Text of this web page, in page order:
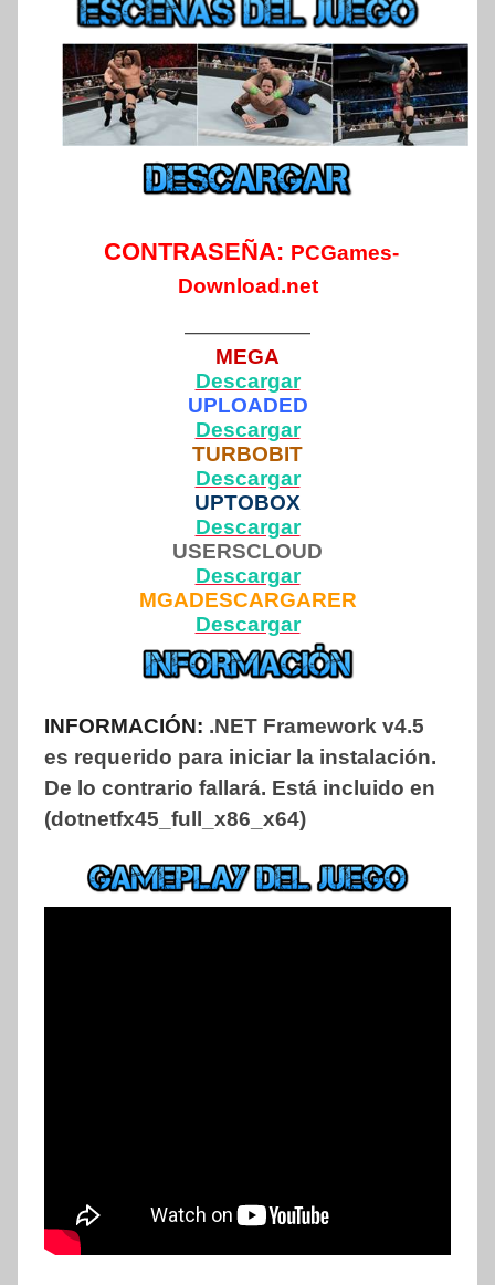
CONTRASEÑA: PCGames-
Download.net
——————
MEGA
Descargar
UPLOADED
Descargar
TURBOBIT
Descargar
UPTOBOX
Descargar
USERSCLOUD
Descargar
MGADESCARGARER
Descargar
INFORMACIÓN: .NET Framework v4.5
es requerido para iniciar la instalación.
De lo contrario fallará. Está incluido en
(dotnetfx45_full_x86_x64)